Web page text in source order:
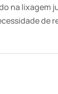
na lixagem
de